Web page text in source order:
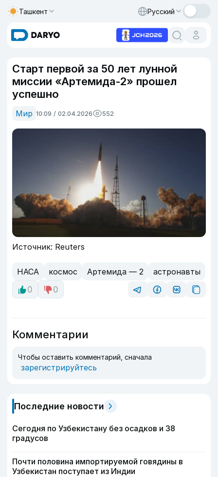
Ташкент Русский
Старт первой за 50 лет лунной
миссии «Артемида-2» прошел
успешно
Мир 10:09 / 02.04.2026 552
Источник: Reuters
НАСА космос Артемида — 2
астронавты
0
0
Комментарии
Чтобы оставить комментарий, сначала
зарегистрируйтесь
Последние новости
Сегодня по Узбекистану без осадков и 38
градусов
Почти половина импортируемой говядины в
Узбекистан поступает из Индии